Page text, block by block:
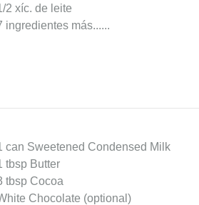
2 xíc. de leite
ingredientes más...
can Sweetened Condensed Milk
tbsp Butter
tbsp Cocoa
Chocolate (optional)